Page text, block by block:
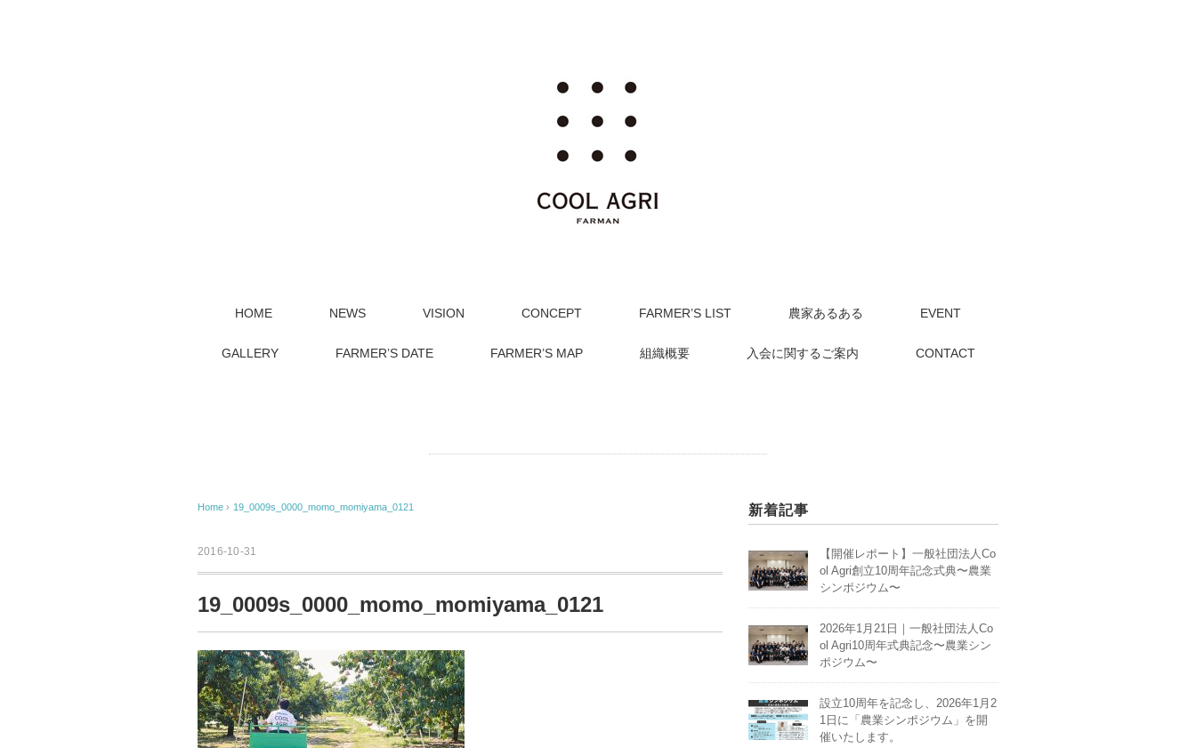
HOME NEWS VISION CONCEPT FARMER’S LIST 農家あるある EVENT
GALLERY FARMER’S DATE FARMER’S MAP 組織概要 入会に関するご案内 CONTACT
Home › 19_0009s_0000_momo_momiyama_0121
2016-10-31
19_0009s_0000_momo_momiyama_0121
新着記事
【開催レポート】一般社団法人Co
ol Agri創立10周年記念式典〜農業
シンポジウム〜
2026年1月21日｜一般社団法人Co
ol Agri10周年式典記念〜農業シン
ポジウム〜
設立10周年を記念し、2026年1月2
1日に「農業シンポジウム」を開
催いたします。